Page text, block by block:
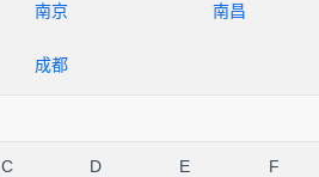
南京 南昌
成都
C D E F